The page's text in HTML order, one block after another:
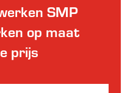
SMP
op maat
prijs